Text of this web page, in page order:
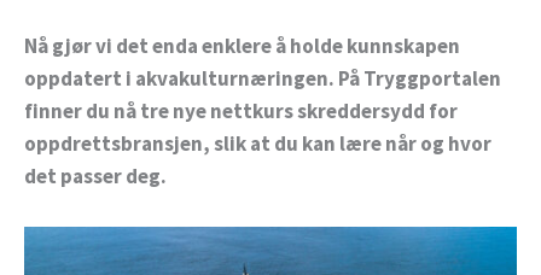
Nå gjør vi det enda enklere å holde kunnskapen
oppdatert i akvakulturnæringen. På Tryggportalen
finner du nå tre nye nettkurs skreddersydd for
oppdrettsbransjen, slik at du kan lære når og hvor
det passer deg.